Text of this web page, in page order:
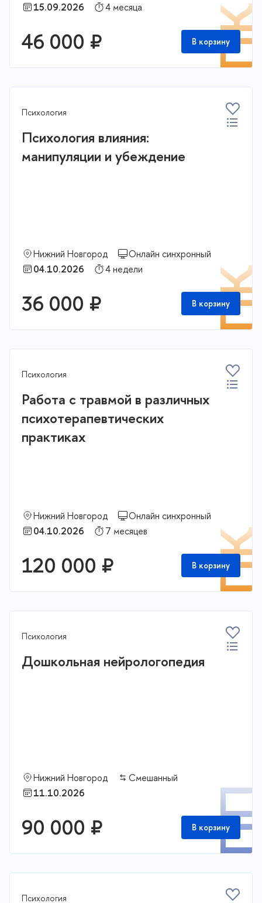
15.09.2026
4 месяца
46 000 ₽ В корзину
Психология
Психология влияния:
манипуляции и убеждение
Нижний Новгород
Онлайн синхронный
04.10.2026
4 недели
36 000 ₽ В корзину
Психология
Работа с травмой в различных
психотерапевтических
практиках
Нижний Новгород
Онлайн синхронный
04.10.2026
7 месяцев
120 000 ₽ В корзину
Психология
Дошкольная нейрологопедия
Нижний Новгород
Смешанный
11.10.2026
90 000 ₽ В корзину
Психология